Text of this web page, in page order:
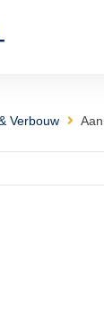
Verbouw